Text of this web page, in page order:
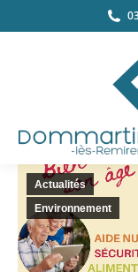
Actualités
Environnement